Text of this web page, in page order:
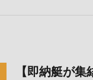
【即納艇が